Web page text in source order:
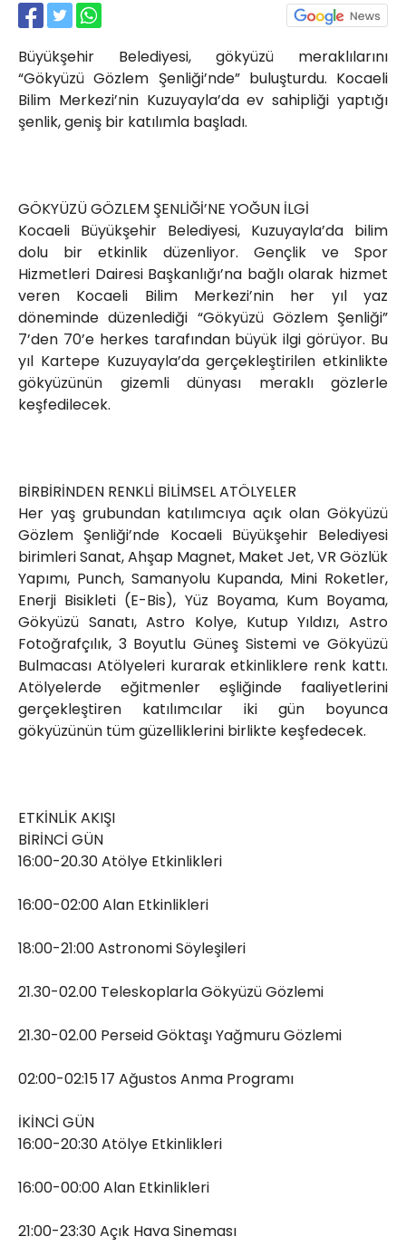
Büyükşehir Belediyesi, gökyüzü meraklılarını
“Gökyüzü Gözlem Şenliği’nde” buluşturdu. Kocaeli
Bilim Merkezi’nin Kuzuyayla’da ev sahipliği yaptığı
şenlik, geniş bir katılımla başladı.
GÖKYÜZÜ GÖZLEM ŞENLİĞİ’NE YOĞUN İLGİ
Kocaeli Büyükşehir Belediyesi, Kuzuyayla’da bilim
dolu bir etkinlik düzenliyor. Gençlik ve Spor
Hizmetleri Dairesi Başkanlığı’na bağlı olarak hizmet
veren Kocaeli Bilim Merkezi’nin her yıl yaz
döneminde düzenlediği “Gökyüzü Gözlem Şenliği”
7’den 70’e herkes tarafından büyük ilgi görüyor. Bu
yıl Kartepe Kuzuyayla’da gerçekleştirilen etkinlikte
gökyüzünün gizemli dünyası meraklı gözlerle
keşfedilecek.
BİRBİRİNDEN RENKLİ BİLİMSEL ATÖLYELER
Her yaş grubundan katılımcıya açık olan Gökyüzü
Gözlem Şenliği’nde Kocaeli Büyükşehir Belediyesi
birimleri Sanat, Ahşap Magnet, Maket Jet, VR Gözlük
Yapımı, Punch, Samanyolu Kupanda, Mini Roketler,
Enerji Bisikleti (E-Bis), Yüz Boyama, Kum Boyama,
Gökyüzü Sanatı, Astro Kolye, Kutup Yıldızı, Astro
Fotoğrafçılık, 3 Boyutlu Güneş Sistemi ve Gökyüzü
Bulmacası Atölyeleri kurarak etkinliklere renk kattı.
Atölyelerde eğitmenler eşliğinde faaliyetlerini
gerçekleştiren katılımcılar iki gün boyunca
gökyüzünün tüm güzelliklerini birlikte keşfedecek.
ETKİNLİK AKIŞI
BİRİNCİ GÜN
16:00-20.30 Atölye Etkinlikleri
16:00-02:00 Alan Etkinlikleri
18:00-21:00 Astronomi Söyleşileri
21.30-02.00 Teleskoplarla Gökyüzü Gözlemi
21.30-02.00 Perseid Göktaşı Yağmuru Gözlemi
02:00-02:15 17 Ağustos Anma Programı
İKİNCİ GÜN
16:00-20:30 Atölye Etkinlikleri
16:00-00:00 Alan Etkinlikleri
21:00-23:30 Açık Hava Sineması
Akkavaklar Caddesi No:17/4 İzmit-
KOCAELİ
kocaelisokak@gmail.com